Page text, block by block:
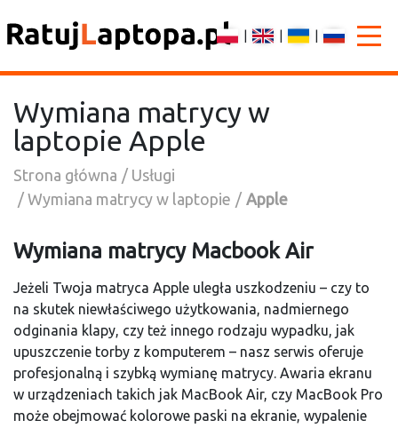
| | |
Wymiana matrycy w
laptopie Apple
Strona główna
Usługi
Wymiana matrycy w laptopie
Apple
Wymiana matrycy Macbook Air
Jeżeli Twoja matryca Apple uległa uszkodzeniu – czy to
na skutek niewłaściwego użytkowania, nadmiernego
odginania klapy, czy też innego rodzaju wypadku, jak
upuszczenie torby z komputerem – nasz serwis oferuje
profesjonalną i szybką wymianę matrycy. Awaria ekranu
w urządzeniach takich jak MacBook Air, czy MacBook Pro
może obejmować kolorowe paski na ekranie, wypalenie